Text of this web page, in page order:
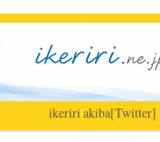
ikeriri|akiba[Twitter]